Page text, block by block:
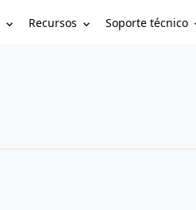
Recursos Soporte técnico